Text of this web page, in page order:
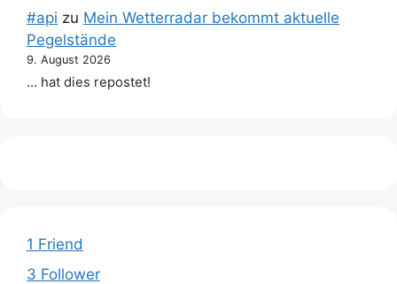
#api zu Mein Wetterradar bekommt aktuelle
Pegelstände
9. August 2026
… hat dies repostet!
1 Friend
3 Follower